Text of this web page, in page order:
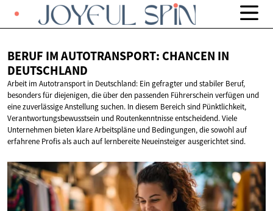
BERUF IM AUTOTRANSPORT: CHANCEN IN
DEUTSCHLAND
Arbeit im Autotransport in Deutschland: Ein gefragter und stabiler Beruf,
besonders für diejenigen, die über den passenden Führerschein verfügen und
eine zuverlässige Anstellung suchen. In diesem Bereich sind Pünktlichkeit,
Verantwortungsbewusstsein und Routenkenntnisse entscheidend. Viele
Unternehmen bieten klare Arbeitspläne und Bedingungen, die sowohl auf
erfahrene Profis als auch auf lernbereite Neueinsteiger ausgerichtet sind.